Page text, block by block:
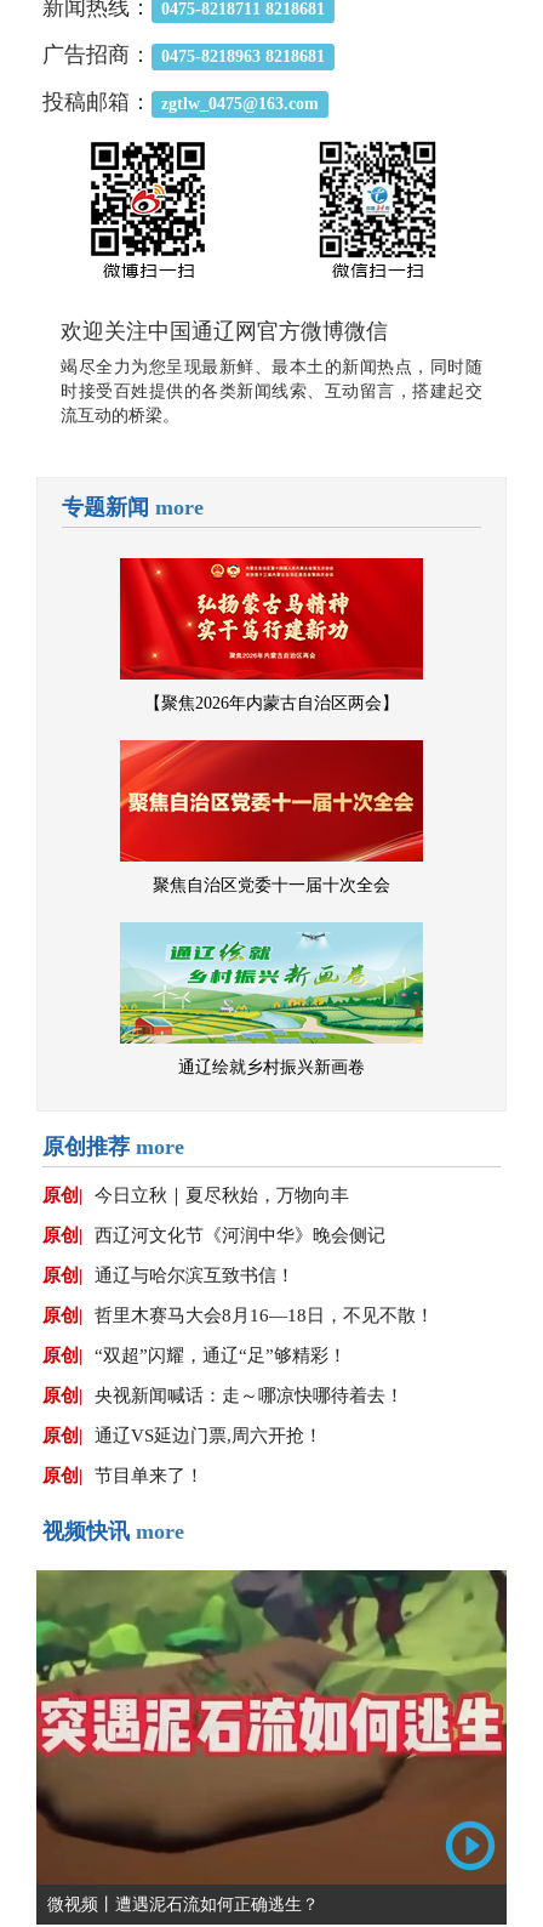
新闻热线： 0475-8218711 8218681
广告招商： 0475-8218963 8218681
投稿邮箱： zgtlw_0475@163.com
欢迎关注中国通辽网官方微博微信
竭尽全力为您呈现最新鲜、最本土的新闻热点，同时随
时接受百姓提供的各类新闻线索、互动留言，搭建起交
流互动的桥梁。
专题新闻 more
【聚焦2026年内蒙古自治区两会】
聚焦自治区党委十一届十次全会
通辽绘就乡村振兴新画卷
原创推荐 more
原创| 今日立秋｜夏尽秋始，万物向丰
原创| 西辽河文化节《河润中华》晚会侧记
原创| 通辽与哈尔滨互致书信！
原创| 哲里木赛马大会8月16—18日，不见不散！
原创| “双超”闪耀，通辽“足”够精彩！
原创| 央视新闻喊话：走～哪凉快哪待着去！
原创| 通辽VS延边门票,周六开抢！
原创| 节目单来了！
视频快讯 more
微视频丨遭遇泥石流如何正确逃生？